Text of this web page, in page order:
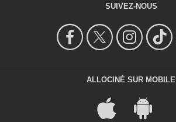
SUIVEZ-NOUS
ALLOCINÉ SUR MOBILE